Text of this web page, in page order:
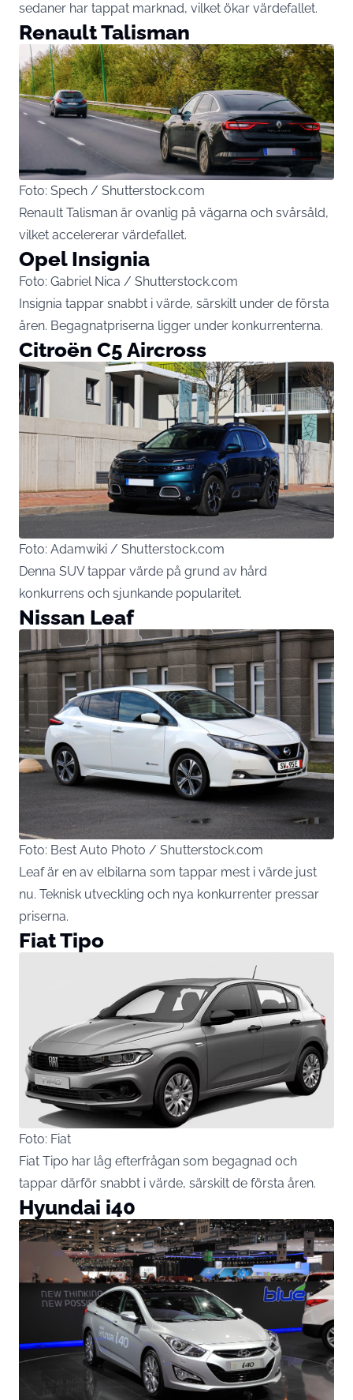
sedaner har tappat marknad, vilket ökar värdefallet.
Renault Talisman
Foto: Spech / Shutterstock.com
Renault Talisman är ovanlig på vägarna och svårsåld,
vilket accelererar värdefallet.
Opel Insignia
Foto: Gabriel Nica / Shutterstock.com
Insignia tappar snabbt i värde, särskilt under de första
åren. Begagnatpriserna ligger under konkurrenterna.
Citroën C5 Aircross
Foto: Adamwiki / Shutterstock.com
Denna SUV tappar värde på grund av hård
konkurrens och sjunkande popularitet.
Nissan Leaf
Foto: Best Auto Photo / Shutterstock.com
Leaf är en av elbilarna som tappar mest i värde just
nu. Teknisk utveckling och nya konkurrenter pressar
priserna.
Fiat Tipo
Foto: Fiat
Fiat Tipo har låg efterfrågan som begagnad och
tappar därför snabbt i värde, särskilt de första åren.
Hyundai i40